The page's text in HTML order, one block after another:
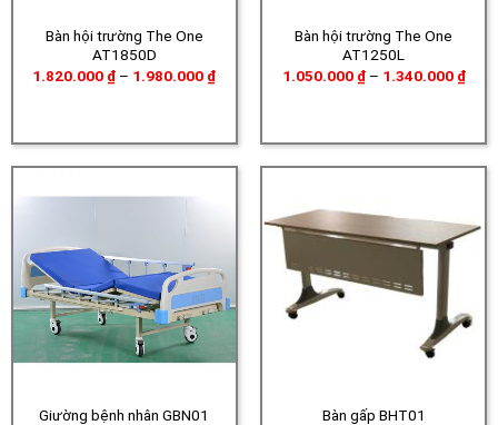
Bàn hội trường The One
AT1850D
1.820.000 ₫ – 1.980.000 ₫Khoảng
1.980.000 ₫
Bàn hội trường The One
AT1250L
1.050.000 ₫ – 1.340.000 ₫
giá:
Giường bệnh nhân GBN01
Bàn gấp BHT01